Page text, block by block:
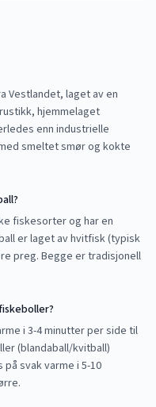
Vestlandet, laget av en
hjemmelaget
enn industrielle
smeltet smør og kokte
fiskesorter og har en
er laget av hvitfisk (typisk
preg. Begge er tradisjonell
i 3-4 minutter per side til
(blandaball/kvitball)
svak varme i 5-10